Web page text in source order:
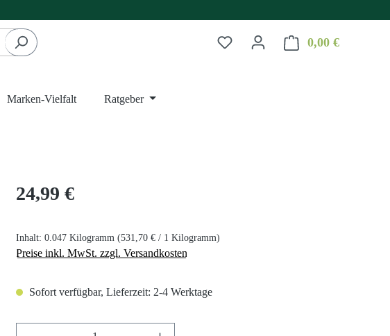
0,00 €
Marken-Vielfalt Ratgeber
Regulärer Preis:
24,99 €
Inhalt: 0.047 Kilogramm (531,70 € / 1 Kilogramm)
Preise inkl. MwSt. zzgl. Versandkosten
Sofort verfügbar, Lieferzeit: 2-4 Werktage